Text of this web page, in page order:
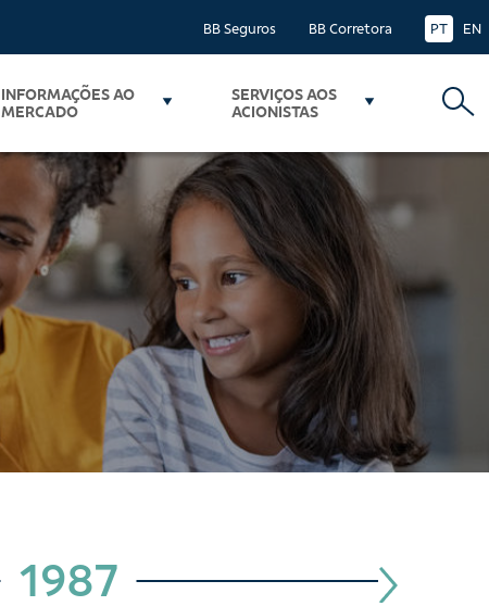
BB Seguros BB Corretora PT EN
INFORMAÇÕES AO
MERCADO
SERVIÇOS AOS
ACIONISTAS
1987